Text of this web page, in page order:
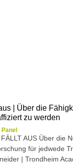
| Über die
zu werden
Panel
AUS Über die
für jedwede
| Trondheim